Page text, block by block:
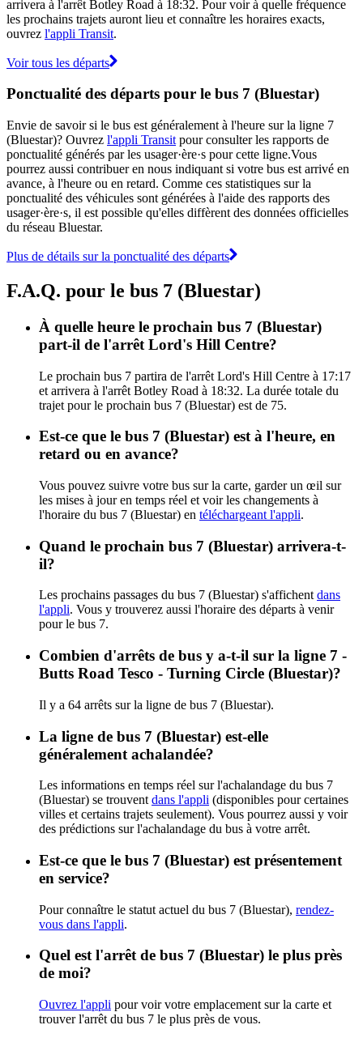
arrivera à l'arrêt Botley Road à 18:32. Pour voir à quelle fréquence
les prochains trajets auront lieu et connaître les horaires exacts,
ouvrez l'appli Transit.
Voir tous les départs
Ponctualité des départs pour le bus 7 (Bluestar)
Envie de savoir si le bus est généralement à l'heure sur la ligne 7
(Bluestar)? Ouvrez l'appli Transit pour consulter les rapports de
ponctualité générés par les usager·ère·s pour cette ligne.Vous
pourrez aussi contribuer en nous indiquant si votre bus est arrivé en
avance, à l'heure ou en retard. Comme ces statistiques sur la
ponctualité des véhicules sont générées à l'aide des rapports des
usager·ère·s, il est possible qu'elles diffèrent des données officielles
du réseau Bluestar.
Plus de détails sur la ponctualité des départs
F.A.Q. pour le bus 7 (Bluestar)
À quelle heure le prochain bus 7 (Bluestar)
part-il de l'arrêt Lord's Hill Centre?
Le prochain bus 7 partira de l'arrêt Lord's Hill Centre à 17:17
et arrivera à l'arrêt Botley Road à 18:32. La durée totale du
trajet pour le prochain bus 7 (Bluestar) est de 75.
Est-ce que le bus 7 (Bluestar) est à l'heure, en
retard ou en avance?
Vous pouvez suivre votre bus sur la carte, garder un œil sur
les mises à jour en temps réel et voir les changements à
l'horaire du bus 7 (Bluestar) en téléchargeant l'appli.
Quand le prochain bus 7 (Bluestar) arrivera-t-
il?
Les prochains passages du bus 7 (Bluestar) s'affichent dans
l'appli. Vous y trouverez aussi l'horaire des départs à venir
pour le bus 7.
Combien d'arrêts de bus y a-t-il sur la ligne 7 -
Butts Road Tesco - Turning Circle (Bluestar)?
Il y a 64 arrêts sur la ligne de bus 7 (Bluestar).
La ligne de bus 7 (Bluestar) est-elle
généralement achalandée?
Les informations en temps réel sur l'achalandage du bus 7
(Bluestar) se trouvent dans l'appli (disponibles pour certaines
villes et certains trajets seulement). Vous pourrez aussi y voir
des prédictions sur l'achalandage du bus à votre arrêt.
Est-ce que le bus 7 (Bluestar) est présentement
en service?
Pour connaître le statut actuel du bus 7 (Bluestar), rendez-
vous dans l'appli.
Quel est l'arrêt de bus 7 (Bluestar) le plus près
de moi?
Ouvrez l'appli pour voir votre emplacement sur la carte et
trouver l'arrêt du bus 7 le plus près de vous.